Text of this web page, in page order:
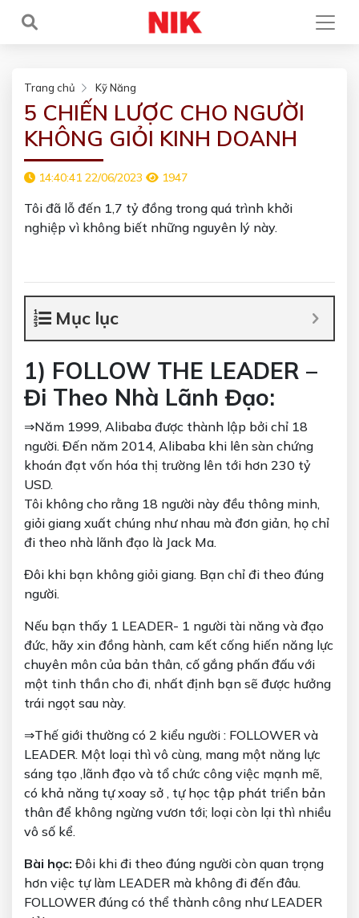
Trang chủ Kỹ Năng
5 CHIẾN LƯỢC CHO NGƯỜI
KHÔNG GIỎI KINH DOANH
14:40:41 22/06/2023 1947
Tôi đã lỗ đến 1,7 tỷ đồng trong quá trình khởi
nghiệp vì không biết những nguyên lý này.
Mục lục
1) FOLLOW THE LEADER –
Đi Theo Nhà Lãnh Đạo:
⇒Năm 1999, Alibaba được thành lập bởi chỉ 18
người. Đến năm 2014, Alibaba khi lên sàn chứng
khoán đạt vốn hóa thị trường lên tới hơn 230 tỷ
USD.
Tôi không cho rằng 18 người này đều thông minh,
giỏi giang xuất chúng như nhau mà đơn giản, họ chỉ
đi theo nhà lãnh đạo là Jack Ma.
Đôi khi bạn không giỏi giang. Bạn chỉ đi theo đúng
người.
Nếu bạn thấy 1 LEADER- 1 người tài năng và đạo
đức, hãy xin đồng hành, cam kết cống hiến năng lực
chuyên môn của bản thân, cố gắng phấn đấu với
một tinh thần cho đi, nhất định bạn sẽ được hưởng
trái ngọt sau này.
⇒Thế giới thường có 2 kiểu người : FOLLOWER và
LEADER. Một loại thì vô cùng, mang một năng lực
sáng tạo ,lãnh đạo và tổ chức công việc mạnh mẽ,
có khả năng tự xoay sở , tự học tập phát triển bản
thân để không ngừng vươn tới; loại còn lại thì nhiều
vô số kể.
Bài học: Đôi khi đi theo đúng người còn quan trọng
hơn việc tự làm LEADER mà không đi đến đâu.
FOLLOWER đúng có thể thành công như LEADER